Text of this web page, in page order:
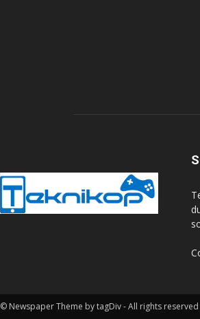
© Newspaper Theme by tagDiv - All rights reserved